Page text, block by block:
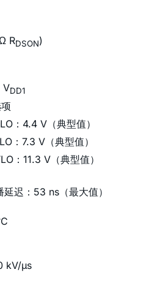
RDSON)
VDD1
：4.4 V（典型值）
：7.3 V（典型值）
：11.3 V（典型值）
迟：53 ns（最大值）
kV/µs